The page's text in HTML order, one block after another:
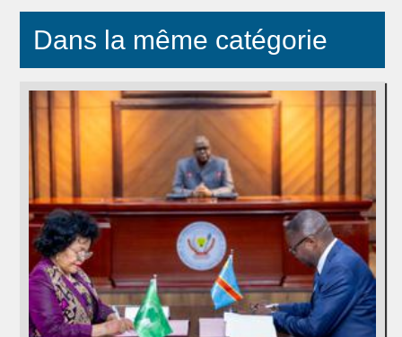
Dans la même catégorie